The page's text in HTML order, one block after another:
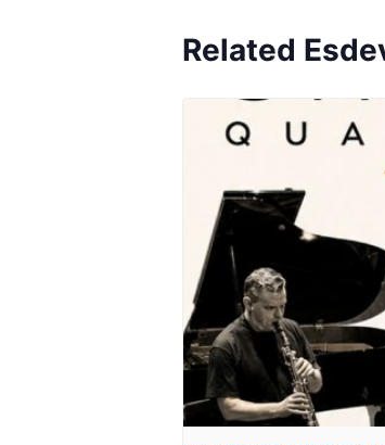
Related